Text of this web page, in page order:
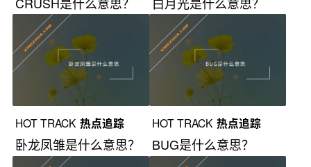
HOT TRACK 热点追踪
卧龙凤雏是什么意思？
HOT TRACK 热点追踪
BUG是什么意思？